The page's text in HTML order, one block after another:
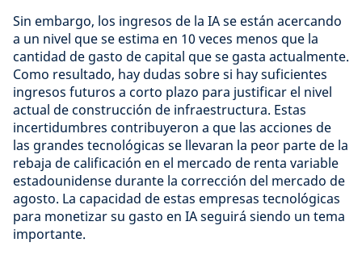
Sin embargo, los ingresos de la IA se están acercando
a un nivel que se estima en 10 veces menos que la
cantidad de gasto de capital que se gasta actualmente.
Como resultado, hay dudas sobre si hay suficientes
ingresos futuros a corto plazo para justificar el nivel
actual de construcción de infraestructura. Estas
incertidumbres contribuyeron a que las acciones de
las grandes tecnológicas se llevaran la peor parte de la
rebaja de calificación en el mercado de renta variable
estadounidense durante la corrección del mercado de
agosto. La capacidad de estas empresas tecnológicas
para monetizar su gasto en IA seguirá siendo un tema
importante.